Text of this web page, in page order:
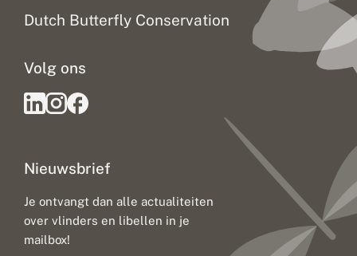
Dutch Butterfly Conservation
Nieuwsbrief
Je ontvangt dan alle actualiteiten
over vlinders en libellen in je
mailbox!
Volg ons